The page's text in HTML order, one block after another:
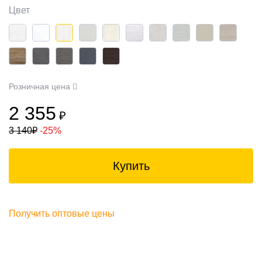
Цвет
Розничная цена
2 355 ₽
3 140₽ -25%
Купить
Получить оптовые цены